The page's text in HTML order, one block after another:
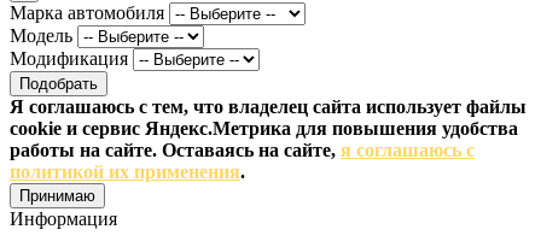
Марка автомобиля
Модель
Модификация
Подобрать
Я соглашаюсь с тем, что владелец сайта использует файлы
cookie и сервис Яндекс.Метрика для повышения удобства
работы на сайте. Оставаясь на сайте, я соглашаюсь с
политикой их применения.
Принимаю
Информация